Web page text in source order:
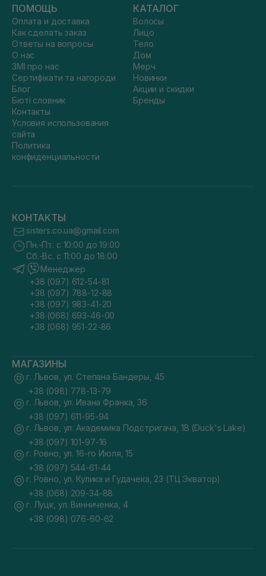
ПОМОЩЬ
Оплата и доставка
Как сделать заказ
Ответы на вопросы
О нас
ЗМІ про нас
Сертифікати та нагороди
Блог
Бюті словник
Контакты
Условия использования
сайта
Политика
конфиденциальности
КАТАЛОГ
Волосы
Лицо
Тело
Дом
Мерч
Новинки
Акции и скидки
Бренды
КОНТАКТЫ
sisters.co.ua@gmail.com
Пн.-Пт. с 10:00 до 19:00
Сб.-Вс. с 11:00 до 18:00
Менеджер
+38 (097) 612-54-81
+38 (097) 788-12-88
+38 (097) 983-41-20
+38 (068) 693-46-00
+38 (068) 951-22-86
МАГАЗИНЫ
г. Львов, ул. Степана Бандеры, 45
+38 (098) 778-13-79
г. Львов, ул. Ивана Франка, 36
+38 (097) 611-95-94
г. Львов, ул. Академика Подстригача, 1В (Duck's Lake)
+38 (097) 101-97-16
г. Ровно, ул. 16-го Июля, 15
+38 (097) 544-61-44
г. Ровно, ул. Кулика и Гудачека, 23 (ТЦ Экватор)
+38 (068) 209-34-88
г. Луцк, ул. Винниченка, 4
+38 (098) 076-60-62